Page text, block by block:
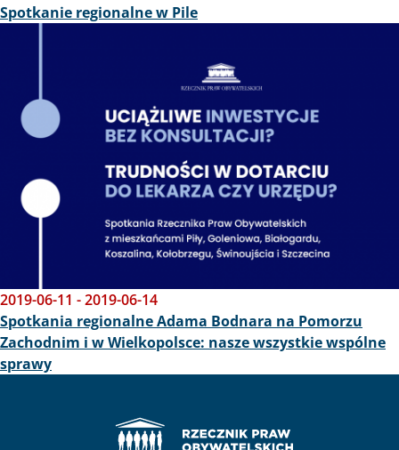
Spotkanie regionalne w Pile
2019-06-11 -2019-06-14
Spotkania regionalne Adama Bodnara na Pomorzu
Zachodnim i w Wielkopolsce: nasze wszystkie wspólne
sprawy